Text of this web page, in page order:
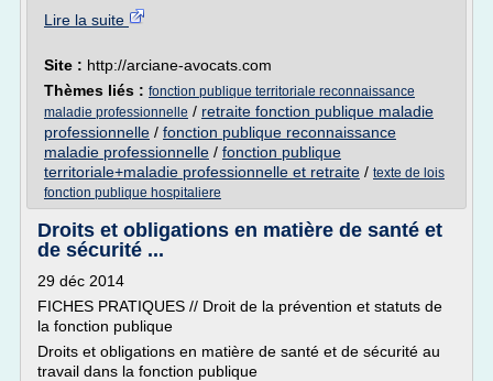
Lire la suite
Site : http://arciane-avocats.com
Thèmes liés : fonction publique territoriale reconnaissance
maladie professionnelle / retraite fonction publique maladie
professionnelle / fonction publique reconnaissance
maladie professionnelle / fonction publique
territoriale+maladie professionnelle et retraite / texte de lois
fonction publique hospitaliere
Droits et obligations en matière de santé et
de sécurité ...
29 déc 2014
FICHES PRATIQUES // Droit de la prévention et statuts de
la fonction publique
Droits et obligations en matière de santé et de sécurité au
travail dans la fonction publique